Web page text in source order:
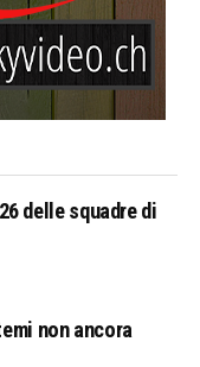
delle squadre di
non ancora